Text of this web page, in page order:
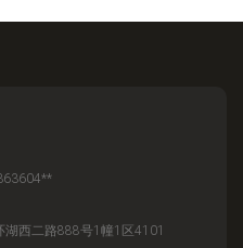
西二路888号1幢1区4101